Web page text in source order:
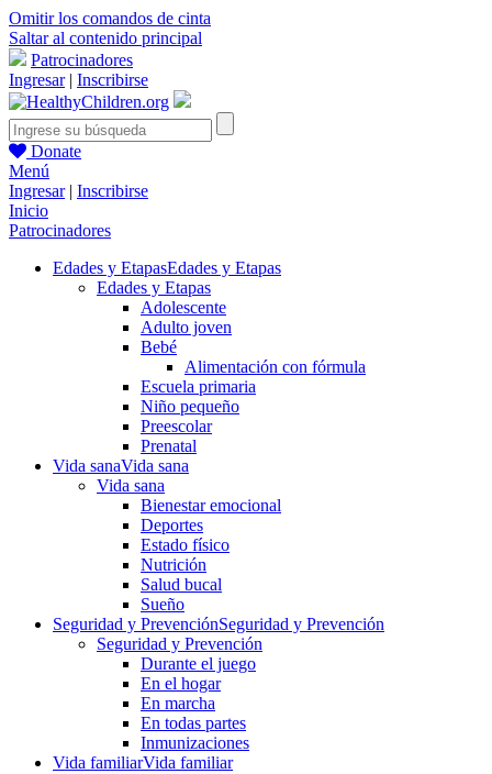
Omitir los comandos de cinta
Saltar al contenido principal
Patrocinadores
Ingresar| Inscribirse
Donate
Menú
Ingresar| Inscribirse
Inicio
Patrocinadores
Edades y EtapasEdades y Etapas
Edades y Etapas
Adolescente
Adulto joven
Bebé
Alimentación con fórmula
Escuela primaria
Niño pequeño
Preescolar
Prenatal
Vida sanaVida sana
Vida sana
Bienestar emocional
Deportes
Estado físico
Nutrición
Salud bucal
Sueño
Seguridad y PrevenciónSeguridad y Prevención
Seguridad y Prevención
Durante el juego
En el hogar
En marcha
En todas partes
Inmunizaciones
Vida familiarVida familiar